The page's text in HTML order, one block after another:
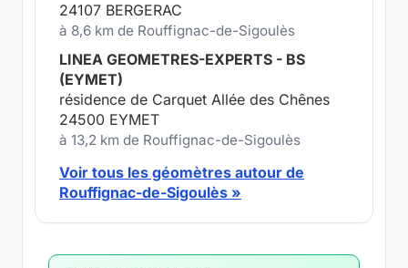
24107 BERGERAC
à 8,6 km de Rouffignac-de-Sigoulès
LINEA GEOMETRES-EXPERTS - BS
(EYMET)
résidence de Carquet Allée des Chênes
24500 EYMET
à 13,2 km de Rouffignac-de-Sigoulès
Voir tous les géomètres autour de
Rouffignac-de-Sigoulès »